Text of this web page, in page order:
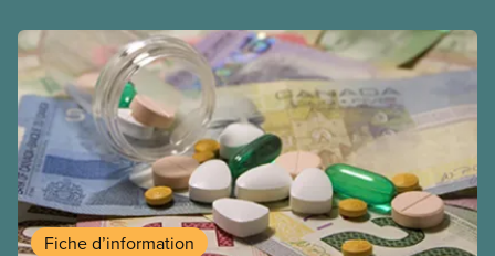
Fiche d’information